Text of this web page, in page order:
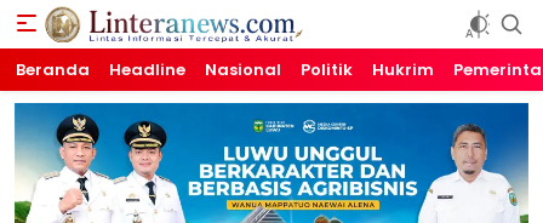
Linteranews.com
Lintas Informasi Tercepat dan Akurat
Beranda Headline Nasional Politik Hukrim